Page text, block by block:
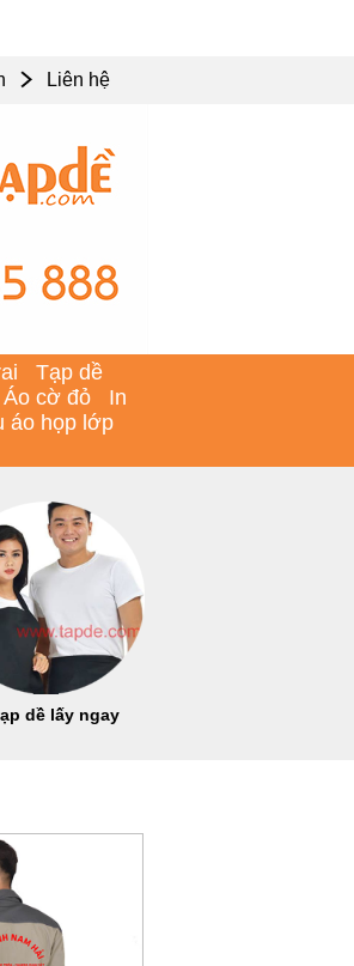
Liên hệ
Tạp dề
Áo cờ đỏ
In
áo họp lớp
dề lấy ngay